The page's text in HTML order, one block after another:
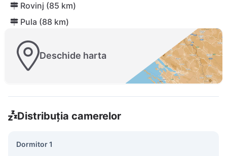
Rovinj (85 km)
Pula (88 km)
Deschide harta
Distribuția camerelor
Dormitor 1